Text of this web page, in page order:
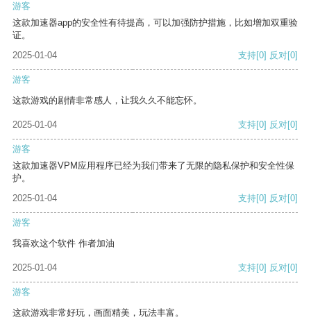
游客
这款加速器app的安全性有待提高，可以加强防护措施，比如增加双重验
证。
2025-01-04
支持[0] 反对[0]
游客
这款游戏的剧情非常感人，让我久久不能忘怀。
2025-01-04 支持[0] 反对[0]
游客
这款加速器VPM应用程序已经为我们带来了无限的隐私保护和安全性保
护。
2025-01-04
支持[0] 反对[0]
游客
我喜欢这个软件 作者加油
2025-01-04 支持[0] 反对[0]
游客
这款游戏非常好玩，画面精美，玩法丰富。